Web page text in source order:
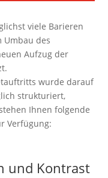
viele Barieren
Umbau des
Aufzug der
wurde darauf
strukturiert,
Ihnen folgende
Verfügung:
und Kontrast